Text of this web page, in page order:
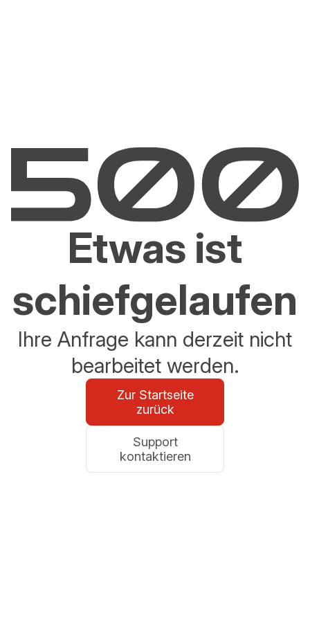
Etwas ist
schiefgelaufen
Ihre Anfrage kann derzeit nicht
bearbeitet werden.
Zur Startseite
zurück
Support
kontaktieren